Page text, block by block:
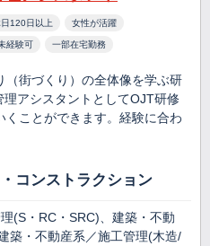
120日以上 女性が活躍
経験可 一部在宅勤務
（街づくり）の全体像を学ぶ研
アシスタントとしてOJT研修
ことができます。経験に合わ
コンストラクション
(S・RC・SRC)、建築・不動
築・不動産系／施工管理(木造/